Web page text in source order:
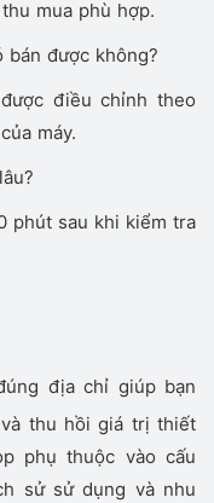
mua phù hợp.
bán được không?
điều chỉnh theo
máy.
phút sau khi kiểm tra
địa chỉ giúp bạn
thu hồi giá trị thiết
phụ thuộc vào cấu
sử sử dụng và nhu